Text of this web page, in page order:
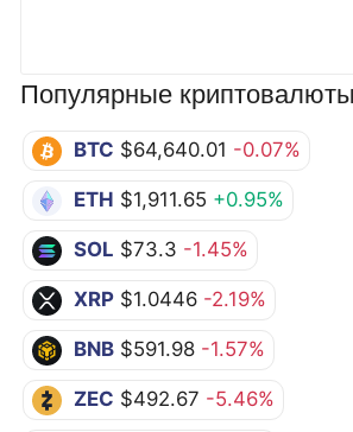
Популярные криптовалюты
BTC $64,640.01 -0.07%
ETH $1,911.65 +0.95%
SOL $73.3 -1.45%
XRP $1.0446 -2.19%
BNB $591.98 -1.57%
ZEC $492.67 -5.46%